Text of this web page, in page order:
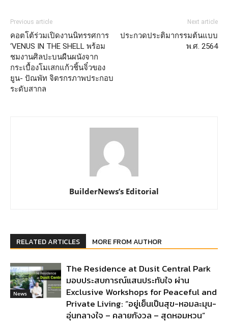
Previous article
คอตโต้ร่วมเปิดงานนิทรรศการ
‘VENUS IN THE SHELL พร้อม
ชมงานศิลปะบนผืนผนังจาก
กระเบื้องโมเสกแก้วชิ้นจิ๋วของ
ยูน- ปัณพัท จิตรกรภาพประกอบ
ระดับสากล
Next article
ประกวดประติมากรรมต้นแบบ
พ.ศ. 2564
BuilderNews’s Editorial
RELATED ARTICLES MORE FROM AUTHOR
News
The Residence at Dusit Central Park
มอบประสบการณ์แสนประทับใจ ผ่าน
Exclusive Workshops for Peaceful and
Private Living: “อยู่เย็นเป็นสุข-หอมละมุน-
อุ่นกลางใจ – คลายกังวล – สุดหอมหวน”